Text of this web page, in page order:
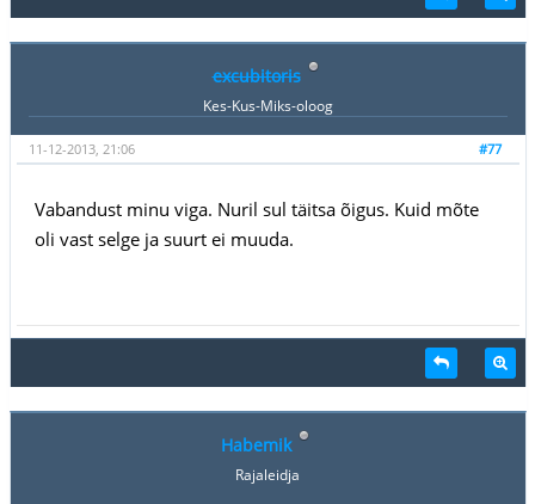
excubitoris
Kes-Kus-Miks-oloog
#77
11-12-2013, 21:06
Vabandust minu viga. Nuril sul täitsa õigus. Kuid mõte
oli vast selge ja suurt ei muuda.
Habemik
Rajaleidja